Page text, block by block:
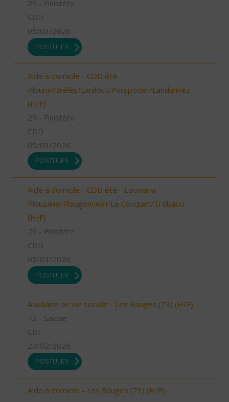
29 - Finistère
CDD
05/03/2026
POSTULER
Aide à domicile - CDD été -
Plourin/Brélès/Lanildut/Porspoder/Landunvez
(H/F)
29 - Finistère
CDD
05/03/2026
POSTULER
Aide à domicile - CDD été - Locmaria-
Plouzané/Plougonvelin/Le Conquet/Trébabu
(H/F)
29 - Finistère
CDD
05/03/2026
POSTULER
Auxiliaire de vie sociale - Les Bauges (73) (H/F)
73 - Savoie
CDI
23/02/2026
POSTULER
Aide à domicile - Les Bauges (73) (H/F)